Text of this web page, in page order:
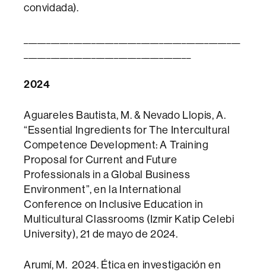
convidada).
2024
Aguareles Bautista, M. & Nevado Llopis, A.
“Essential Ingredients for The Intercultural
Competence Development: A Training
Proposal for Current and Future
Professionals in a Global Business
Environment”, en la International
Conference on Inclusive Education in
Multicultural Classrooms (Izmir Katip Celebi
University), 21 de mayo de 2024.
Arumí, M. 2024. Ética en investigación en